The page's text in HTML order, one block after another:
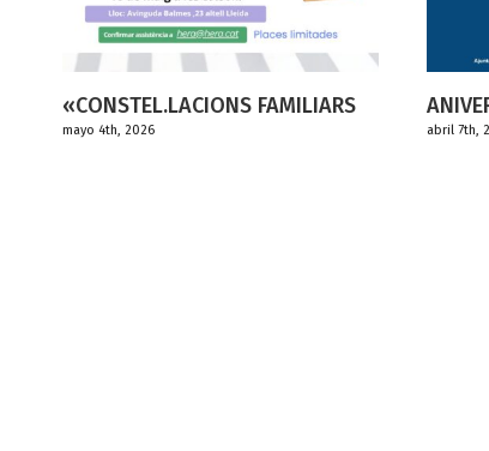
FAMILIARS ANIVERSARI HERA 10 ANYS